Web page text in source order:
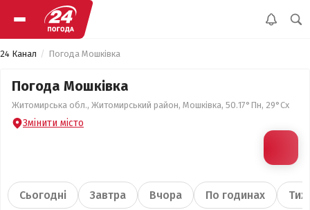
24 Канал Погода Мошківка
Погода Мошківка
Житомирська обл., Житомирський район, Мошківка, 50.17°Пн, 29°Сх
Змінити місто
Сьогодні Завтра Вчора По годинах